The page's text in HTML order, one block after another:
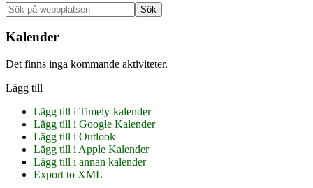
Primärt
sidofält
Sök
på
webbplatsen
Kalender
Det finns inga kommande aktiviteter.
Lägg till
Lägg till i Timely-kalender
Lägg till i Google Kalender
Lägg till i Outlook
Lägg till i Apple Kalender
Lägg till i annan kalender
Export to XML